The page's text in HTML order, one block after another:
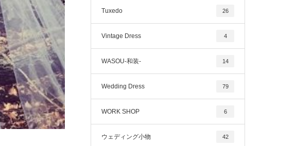
Tuxedo 26
Vintage Dress 4
WASOU-和装- 14
Wedding Dress 79
WORK SHOP 6
ウェディング小物 42